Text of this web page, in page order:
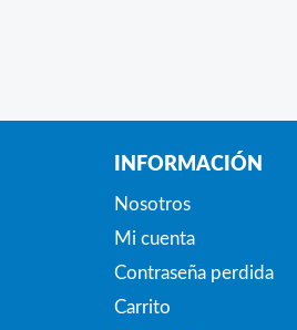
INFORMACIÓN
Nosotros
Mi cuenta
Contraseña perdida
Carrito